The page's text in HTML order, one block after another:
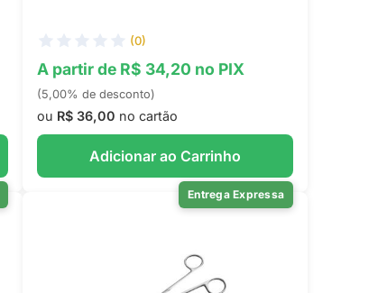
(0)
A partir de R$ 34,20 no PIX
(5,00% de desconto)
ou R$ 36,00 no cartão
Adicionar ao Carrinho
Entrega Expressa